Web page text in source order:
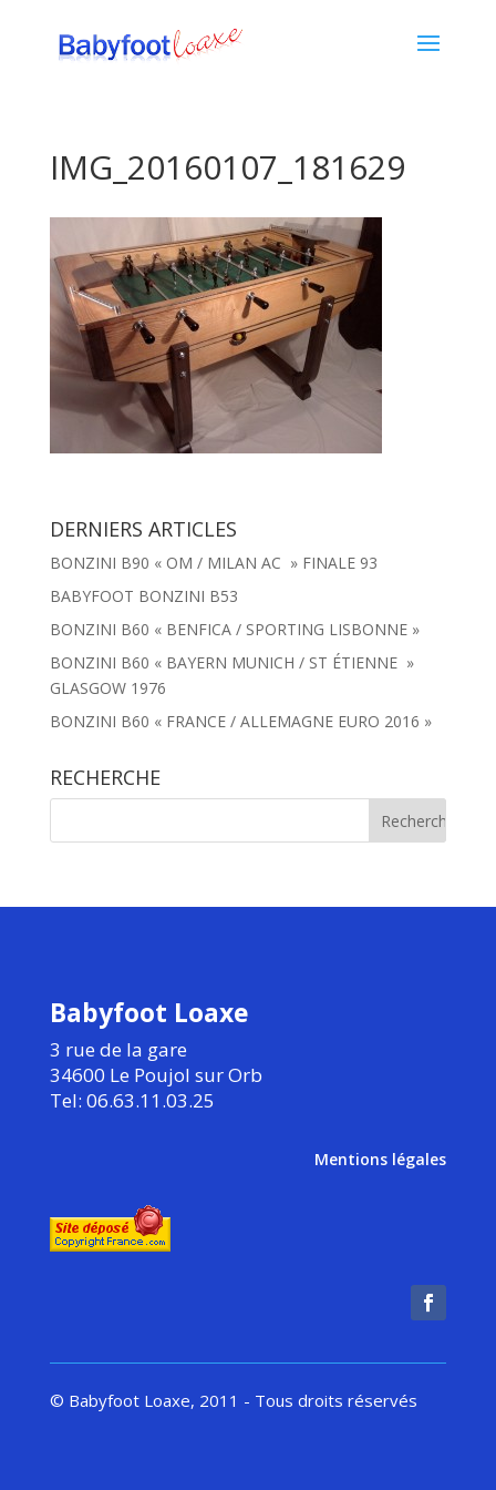
IMG_20160107_181629
DERNIERS ARTICLES
BONZINI B90 « OM / MILAN AC » FINALE 93
BABYFOOT BONZINI B53
BONZINI B60 « BENFICA / SPORTING LISBONNE »
BONZINI B60 « BAYERN MUNICH / ST ÉTIENNE »
GLASGOW 1976
BONZINI B60 « FRANCE / ALLEMAGNE EURO 2016 »
RECHERCHE
Babyfoot Loaxe
3 rue de la gare
34600 Le Poujol sur Orb
Tel: 06.63.11.03.25
Mentions légales
© Babyfoot Loaxe, 2011 - Tous droits réservés